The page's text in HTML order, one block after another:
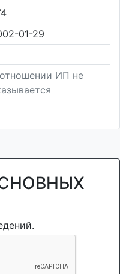
01-29
ИП не